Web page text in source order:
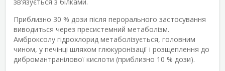
Приблизно 30 % дози після перорального застосування
виводиться через пресистемний метаболізм.
Амброксолу гідрохлорид метаболізується, головним
чином, у печінці шляхом глюкуронізації і розщеплення до
дибромантранілової кислоти (приблизно 10 % дози).